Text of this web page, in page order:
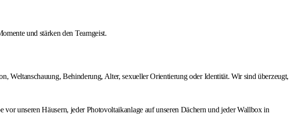
und stärken den Teamgeist.
Weltanschauung, Behinderung, Alter, sexueller Orientierung oder Identität. Wir sind überzeugt,
unseren Häusern, jeder Photovoltaikanlage auf unseren Dächern und jeder Wallbox in